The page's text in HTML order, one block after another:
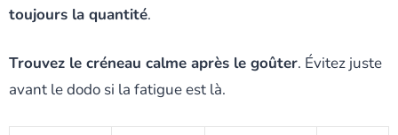
toujours la quantité.
Trouvez le créneau calme après le goûter. Évitez juste
avant le dodo si la fatigue est là.